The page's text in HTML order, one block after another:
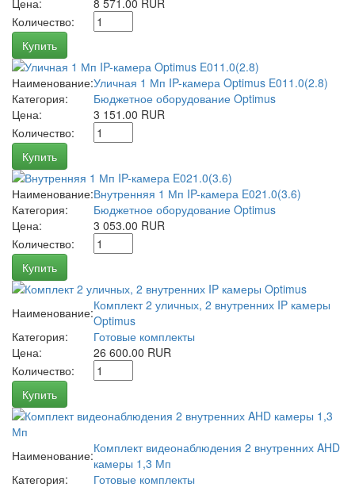
Цена:
8 571.00 RUR
Количество:
Купить
Наименование:Уличная 1 Мп IP-камера Optimus E011.0(2.8)
Категория:
Бюджетное оборудование Optimus
Цена:
3 151.00 RUR
Количество:
Купить
Наименование:Внутренняя 1 Мп IP-камера E021.0(3.6)
Категория:
Бюджетное оборудование Optimus
Цена:
3 053.00 RUR
Количество:
Купить
Наименование:Комплект 2 уличных, 2 внутренних IP камеры
Optimus
Категория:
Готовые комплекты
Цена:
26 600.00 RUR
Количество:
Купить
Наименование:Комплект видеонаблюдения 2 внутренних AHD
камеры 1,3 Мп
Категория:
Готовые комплекты